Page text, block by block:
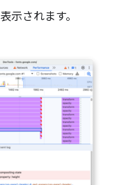
示されます。